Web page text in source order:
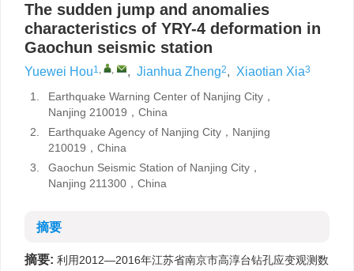
The sudden jump and anomalies
characteristics of YRY-4 deformation in
Gaochun seismic station
Yuewei Hou1, , , Jianhua Zheng2, Xiaotian Xia3
1.
Earthquake Warning Center of Nanjing City，
Nanjing 210019，China
2.
Earthquake Agency of Nanjing City，Nanjing
210019，China
3.
Gaochun Seismic Station of Nanjing City，
Nanjing 211300，China
摘要
摘要: 利用2012—2016年江苏省南京市高淳台钻孔应变观测数